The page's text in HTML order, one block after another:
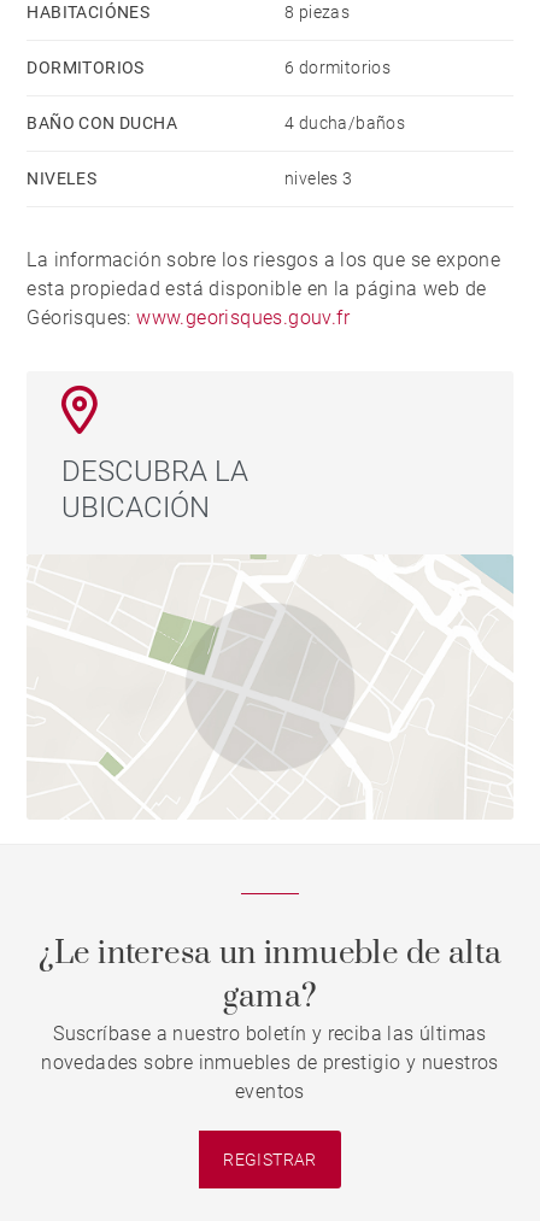
HABITACIÓNES 8 piezas
DORMITORIOS 6 dormitorios
BAÑO CON DUCHA 4 ducha/baños
NIVELES niveles 3
La información sobre los riesgos a los que se expone
esta propiedad está disponible en la página web de
Géorisques:www.georisques.gouv.fr
DESCUBRA LA
UBICACIÓN
¿Le interesa un inmueble de alta
gama?
Suscríbase a nuestro boletín y reciba las últimas
novedades sobre inmuebles de prestigio y nuestros
eventos
REGISTRAR